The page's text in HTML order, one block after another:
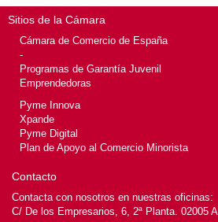
Sitios de la Cámara
Cámara de Comercio de España
-
Programas de Garantía Juvenil
Emprendedoras
Pyme Innova
Xpande
Pyme Digital
Plan de Apoyo al Comercio Minorista
Contacto
Contacta con nosotros en nuestras oficinas:
C/ De los Empresarios, 6, 2ª Planta. 02005